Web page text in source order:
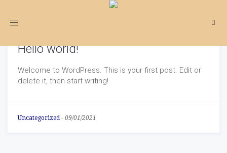
Toggle
Hello world!
Welcome to WordPress. This is your first post. Edit or
delete it, then start writing!
Uncategorized - 09/01/2021